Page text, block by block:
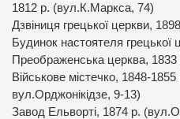
1812 р. (вул.К.Маркса, 74)
Дзвіниця грецької церкви,
Будинок настоятеля грецької
Преображенська церква,
Військове містечко, 1848-
вул.Орджонікідзе, 9-13)
Завод Ельворті, 1874 р.